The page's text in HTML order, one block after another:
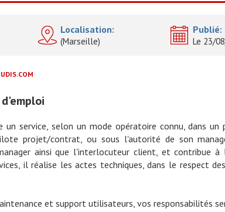
Localisation:
(Marseille)
Publié:
Le 23/
service, selon un mode opératoire connu, dans
projet/contrat, ou sous l'autorité de son
ainsi que l'interlocuteur client, et contribue
il réalise les actes techniques, dans le respect
et support utilisateurs, vos responsabilités